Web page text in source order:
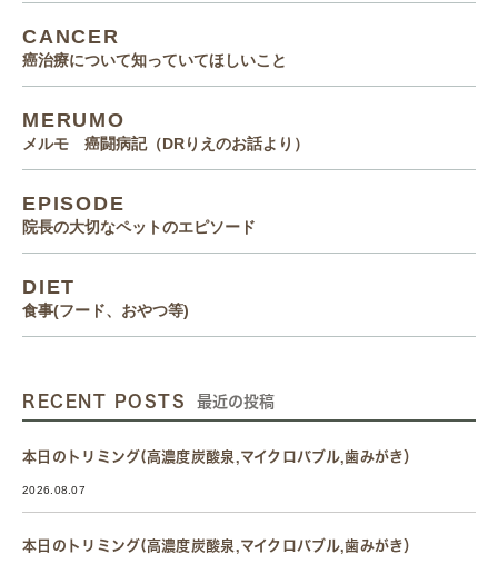
CANCER
癌治療について知っていてほしいこと
MERUMO
メルモ 癌闘病記（DRりえのお話より）
EPISODE
院長の大切なペットのエピソード
DIET
食事(フード、おやつ等)
RECENT POSTS 最近の投稿
本日のトリミング(高濃度炭酸泉,マイクロバブル,歯みがき）
2026.08.07
本日のトリミング(高濃度炭酸泉,マイクロバブル,歯みがき）